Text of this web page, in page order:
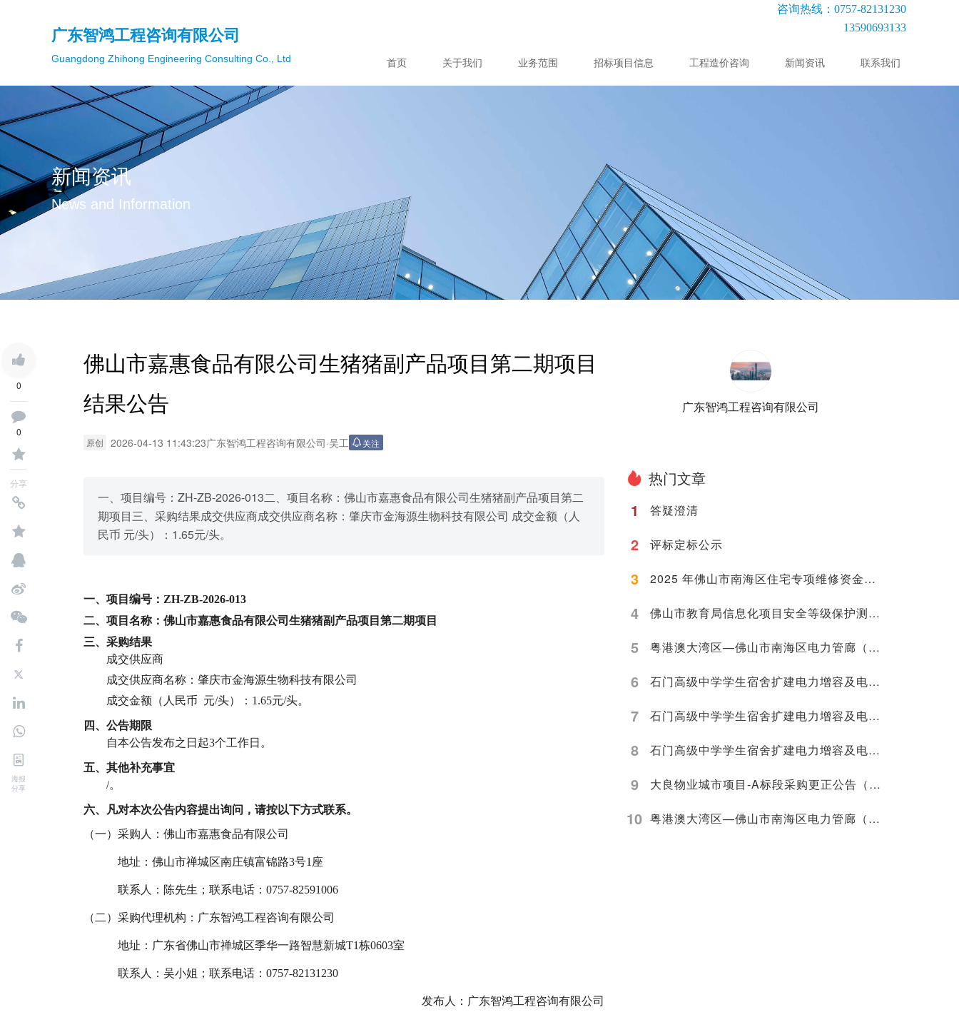
广东智鸿工程咨询有限公司
Guangdong Zhihong Engineering Consulting Co., Ltd
咨询热线：0757-82131230
13590693133
首页 关于我们 业务范围 招标项目信息 工程造价咨询 新闻资讯 联系我们
新闻资讯
News and Information
0
0
分享
海报
分享
佛山市嘉惠食品有限公司生猪猪副产品项目第二期项目
结果公告
原创 2026-04-13 11:43:23广东智鸿工程咨询有限公司·吴工 关注
一、项目编号：ZH-ZB-2026-013二、项目名称：佛山市嘉惠食品有限公司生猪猪副产品项目第二
期项目三、采购结果成交供应商成交供应商名称：肇庆市金海源生物科技有限公司 成交金额（人
民币 元/头）：1.65元/头。
一、项目编号： ZH-ZB-2026-013
二、项目名称： 佛山市嘉惠食品有限公司生猪猪副产品项目第二期项目
三、采购结果
成交供应商
成交供应商名称：肇庆市金海源生物科技有限公司
成交金额（人民币 元/头）：1.65元/头。
四、公告期限
自本公告发布之日起3个工作日。
五、其他补充事宜
/。
六、凡对本次公告内容提出询问，请按以下方式联系。
（一）采购人：佛山市嘉惠食品有限公司
地址：佛山市禅城区南庄镇富锦路3号1座
联系人：陈先生；联系电话：0757-82591006
（二）采购代理机构：广东智鸿工程咨询有限公司
地址：广东省佛山市禅城区季华一路智慧新城T1栋0603室
联系人：吴小姐；联系电话：0757-82131230
发布人：广东智鸿工程咨询有限公司
广东智鸿工程咨询有限公司
热门文章
1
答疑澄清
2 评标定标公示
3 2025 年佛山市南海区住宅专项维修资金定期存款存放银行项目澄清公告（第一次）
4 佛山市教育局信息化项目安全等级保护测评服务（2025年）更正公告
5 粤港澳大湾区—佛山市南海区电力管廊（一期）项目—佛山220千伏沥中输变电线路配套电力管廊建设工程施工招标代理服务第01次答疑与澄清修改文件
6 石门高级中学学生宿舍扩建电力增容及电缆敷设工程采购更正公告（第二次）
7 石门高级中学学生宿舍扩建电力增容及电缆敷设工程更正公告（第一次）
8 石门高级中学学生宿舍扩建电力增容及电缆敷设工程采购更正公告（第三次）
9 大良物业城市项目-A标段采购更正公告（第一次）
10 粤港澳大湾区—佛山市南海区电力管廊（一期）项目—佛山220千伏沥中输变电线路配套电力管廊建设工程施工招标代理服务评审结果公示